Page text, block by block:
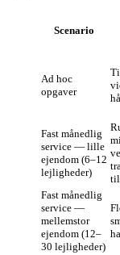
Scenario
Ad hoc
opgaver
Fast månedlig
service — lille
ejendom (6–12
lejligheder)
Fast månedlig
service —
mellemstor
ejendom (12–
30 lejligheder)